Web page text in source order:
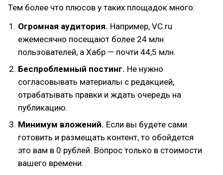
Тем более что плюсов у таких площадок много:
Огромная аудитория. Например, VC.ru
ежемесячно посещают более 24 млн
пользователей, а Хабр — почти 44,5 млн.
Беспроблемный постинг. Не нужно
согласовывать материалы с редакцией,
отрабатывать правки и ждать очередь на
публикацию.
Минимум вложений. Если вы будете сами
готовить и размещать контент, то обойдется
это вам в 0 рублей. Вопрос только в стоимости
вашего времени.